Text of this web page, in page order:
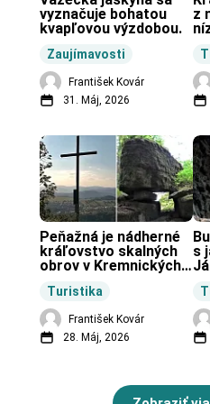
Zaujímavosti
vyznačuje bohatou
kvapľovou výzdobou.
František Kovár
31. Máj, 2026
z
Turistika
Peňažná je nádherné
kráľovstvo skalných
obrov v Kremnických
František Kovár
28. Máj, 2026
s